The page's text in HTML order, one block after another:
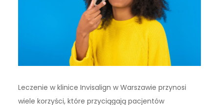
Leczenie w klinice Invisalign w Warszawie przynosi
wiele korzyści, które przyciągają pacjentów